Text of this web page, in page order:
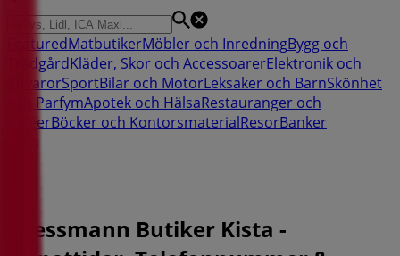
FeaturedMatbutikerMöbler och InredningBygg och
TrädgårdKläder, Skor och AccessoarerElektronik och
VitvarorSportBilar och MotorLeksaker och BarnSkönhet
och ParfymApotek och HälsaRestauranger och
KaféerBöcker och KontorsmaterialResorBanker
Dressmann Butiker Kista -